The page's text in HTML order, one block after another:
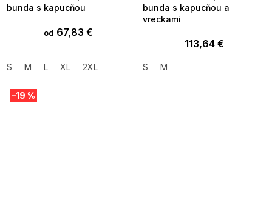
bunda s kapucňou
od 67,83 €
S M L XL 2XL
bunda s kapucňou a
vreckami
113,64 €
S M
–19 %